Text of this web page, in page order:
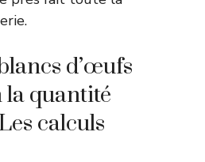
d’œufs
quantité
calculs